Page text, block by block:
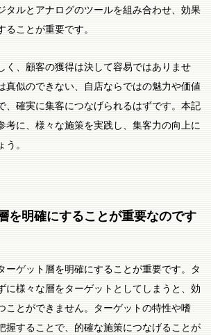
タルとアナログのツールを組み合わせ、効果
ることが重要です。
く、顧客の獲得は決して容易ではありませ
真似のできない、自店ならではの魅力や価値
、確実に集客につなげられるはずです。本記
考に、様々な施策を実践し、集客力の向上に
。
を明確にすることが重要なのです
ーゲット層を明確にすることが重要です。タ
に様々な層をターゲットとしてしまうと、効
ことができません。ターゲットの特性や嗜
握することで、的確な施策につなげることが